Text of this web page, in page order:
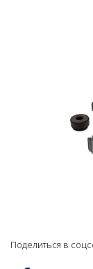
Поделиться в